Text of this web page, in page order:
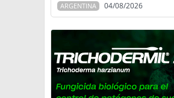
ARGENTINA 04/08/2026